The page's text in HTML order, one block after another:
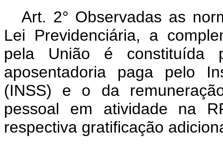
Art. 2° Observadas as
Lei Previdenciária, a
pela União é constituída
aposentadoria paga pelo
(INSS) e o da
pessoal em atividade na
respectiva gratificação